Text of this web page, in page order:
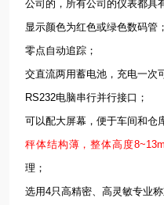
公司的，所有公司的仪表都具
显示颜色为红色或绿色数码管；
零点自动追踪；
交直流两用蓄电池，充电一次
RS232电脑串行并行接口；
可以配大屏幕，便于车间和仓
秤体结构薄，整体高度
理；
选用4只高精密、高灵敏专业